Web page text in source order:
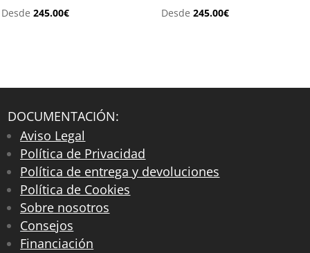
Desde245.00€
Desde 245.00€
DOCUMENTACIÓN:
Aviso Legal
Política de Privacidad
Política de entrega y devoluciones
Política de Cookies
Sobre nosotros
Consejos
Financiación